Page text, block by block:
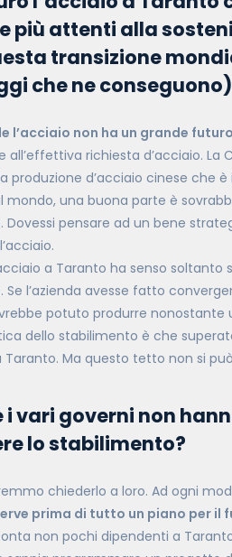
più attenti alla
transizione
che ne conseguono
l’acciaio non ha un grande
all’effettiva richiesta d’acciaio.
produzione d’acciaio cinese che
mondo, una buona parte è
Dovessi pensare ad un bene
a Taranto ha senso
Se l’azienda avesse fatto
potuto produrre nonostante
dello stabilimento è che
Taranto. Ma questo tetto non si
i vari governi non
lo stabilimento?
chiederlo a loro. Ad ogni
prima di tutto un piano per il
non pochi dipendenti a